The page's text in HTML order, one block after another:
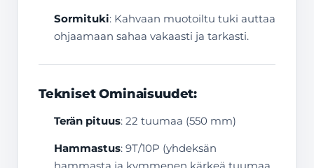
Sormituki: Kahvaan muotoiltu tuki auttaa
ohjaamaan sahaa vakaasti ja tarkasti.
Tekniset Ominaisuudet:
Terän pituus: 22 tuumaa (550 mm)
Hammastus: 9T/10P (yhdeksän